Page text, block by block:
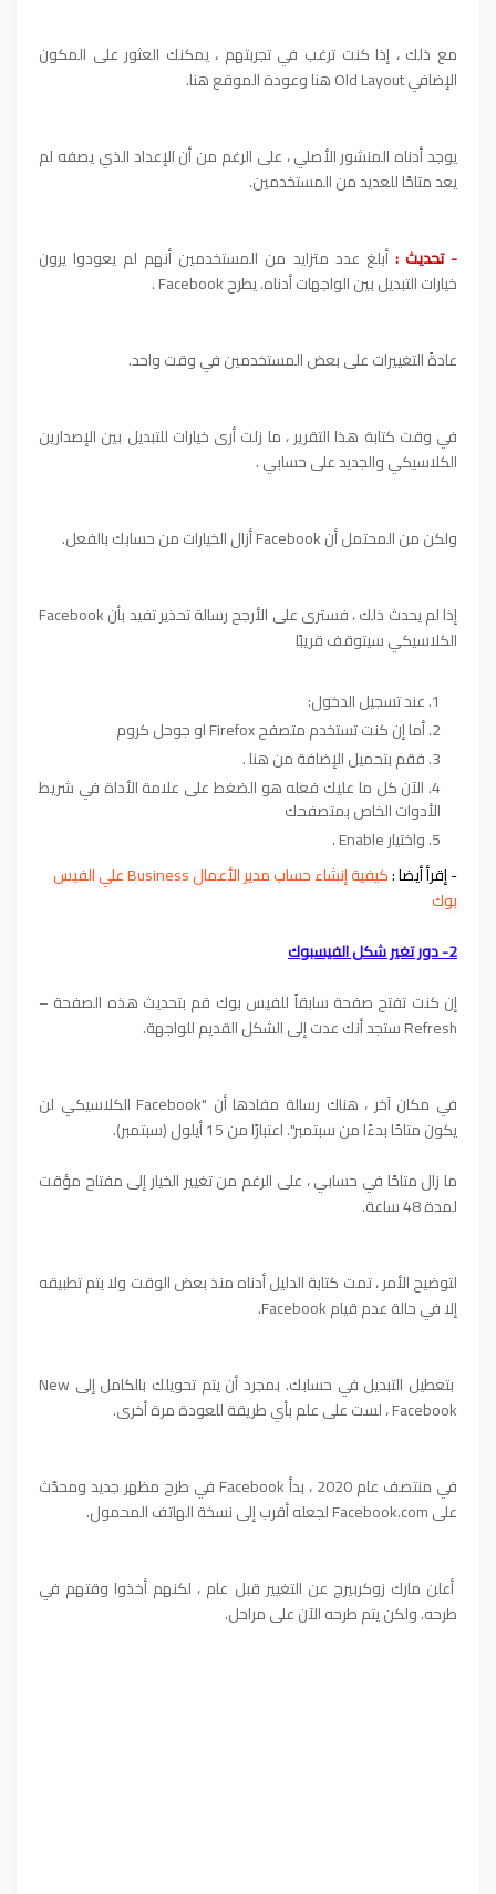
مع ذلك ، إذا كنت ترغب في تجربتهم ، يمكنك العثور على المكون
الإضافي Old Layout هنا وعودة الموقع هنا.
يوجد أدناه المنشور الأصلي ، على الرغم من أن الإعداد الذي يصفه لم
يعد متاحًا للعديد من المستخدمين.
- تحديث :أبلغ عدد متزايد من المستخدمين أنهم لم يعودوا يرون
خيارات التبديل بين الواجهات أدناه. يطرح Facebook .
عادةً التغييرات على بعض المستخدمين في وقت واحد.
في وقت كتابة هذا التقرير ، ما زلت أرى خيارات للتبديل بين الإصدارين
الكلاسيكي والجديد على حسابي .
ولكن من المحتمل أن Facebook أزال الخيارات من حسابك بالفعل.
إذا لم يحدث ذلك ، فسترى على الأرجح رسالة تحذير تفيد بأن Facebook
الكلاسيكي سيتوقف قريبًا
عند تسجيل الدخول:
أما إن كنت تستخدم متصفح Firefox او جوحل كروم
فقم بتحميل الإضافة من هنا .
الآن كل ما عليك فعله هو الضغط على علامة الأداة في شريط
الأدوات الخاص بمتصفحك
واختيار Enable .
-إقرأ أيضا:
كيفية إنشاء حساب مدير الأعمال Business علي الفيس
بوك
2- دور تغير شكل الفيسبوك
إن كنت تفتح صفحة سابقاً للفيس بوك قم بتحديث هذه الصفحة –
Refresh ستجد أنك عدت إلى الشكل القديم للواجهة.
في مكان آخر ، هناك رسالة مفادها أن "Facebook الكلاسيكي لن
يكون متاحًا بدءًا من سبتمبر". اعتبارًا من 15 أيلول (سبتمبر).
ما زال متاحًا في حسابي ، على الرغم من تغيير الخيار إلى مفتاح مؤقت
لمدة 48 ساعة.
لتوضيح الأمر ، تمت كتابة الدليل أدناه منذ بعض الوقت ولا يتم تطبيقه
إلا في حالة عدم قيام Facebook.
بتعطيل التبديل في حسابك. بمجرد أن يتم تحويلك بالكامل إلى New
Facebook ، لست على علم بأي طريقة للعودة مرة أخرى.
في منتصف عام 2020 ، بدأ Facebook في طرح مظهر جديد ومحدّث
على Facebook.com لجعله أقرب إلى نسخة الهاتف المحمول.
أعلن مارك زوكربيرج عن التغيير قبل عام ، لكنهم أخذوا وقتهم في
طرحه. ولكن يتم طرحه الآن على مراحل.